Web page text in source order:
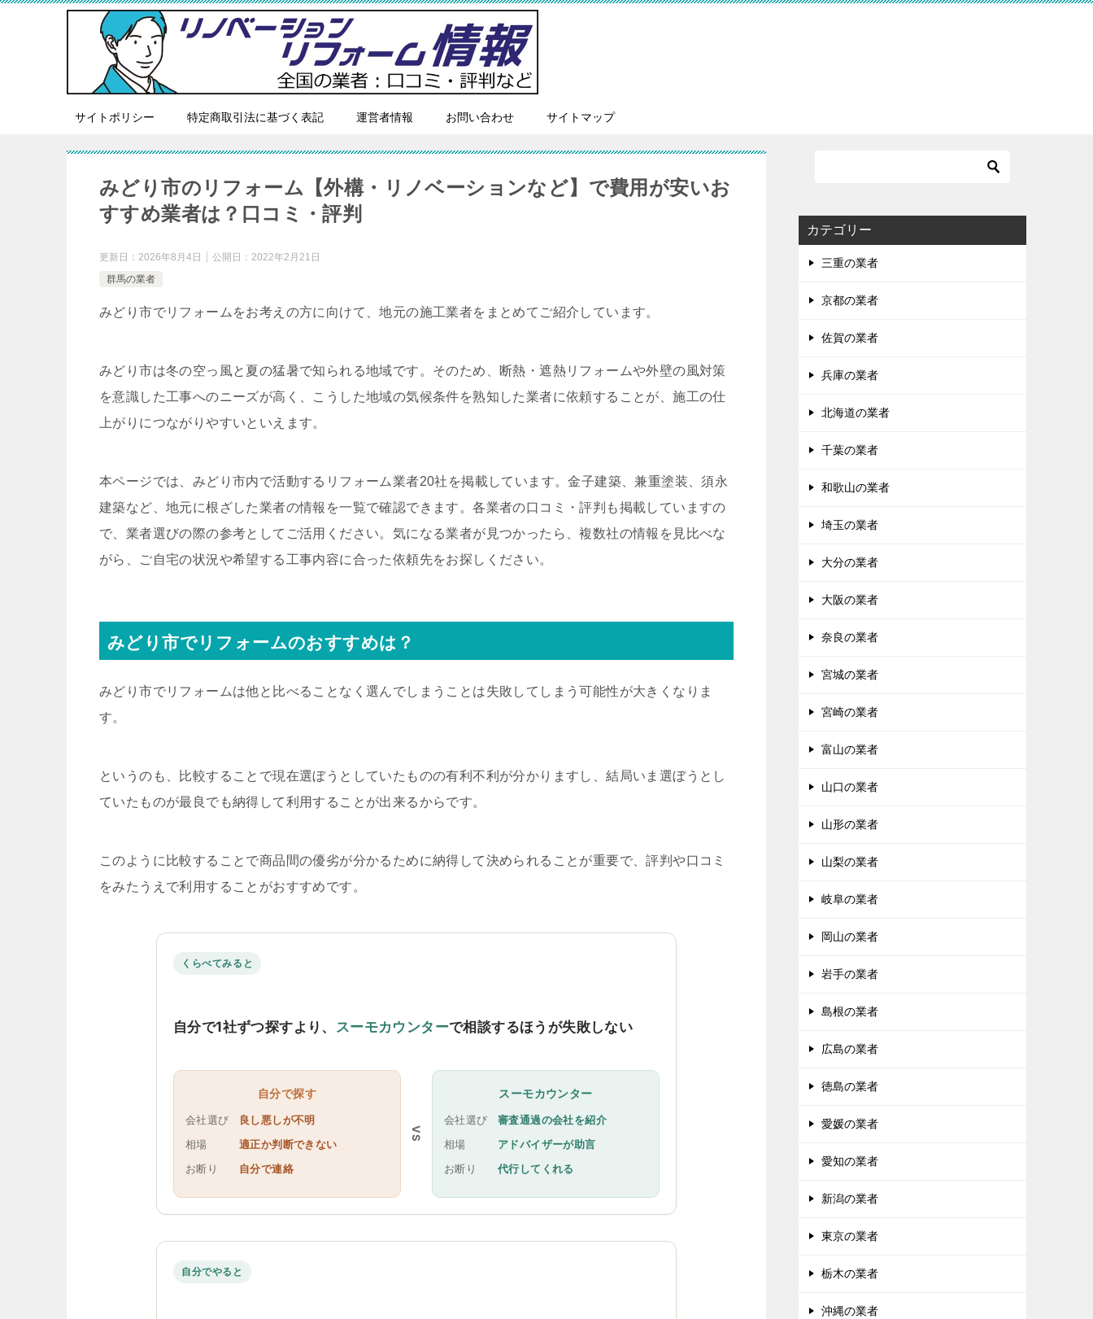
サイトポリシー 特定商取引法に基づく表記 運営者情報 お問い合わせ サイトマップ
みどり市のリフォーム【外構・リノベーションなど】で費用が安いお
すすめ業者は？口コミ・評判
更新日： 2026年8月4日 公開日： 2022年2月21日
群馬の業者
みどり市でリフォームをお考えの方に向けて、地元の施工業者をまとめてご紹介しています。
みどり市は冬の空っ風と夏の猛暑で知られる地域です。そのため、断熱・遮熱リフォームや外壁の風対策
を意識した工事へのニーズが高く、こうした地域の気候条件を熟知した業者に依頼することが、施工の仕
上がりにつながりやすいといえます。
本ページでは、みどり市内で活動するリフォーム業者20社を掲載しています。金子建築、兼重塗装、須永
建築など、地元に根ざした業者の情報を一覧で確認できます。各業者の口コミ・評判も掲載していますの
で、業者選びの際の参考としてご活用ください。気になる業者が見つかったら、複数社の情報を見比べな
がら、ご自宅の状況や希望する工事内容に合った依頼先をお探しください。
みどり市でリフォームのおすすめは？
みどり市でリフォームは他と比べることなく選んでしまうことは失敗してしまう可能性が大きくなりま
す。
というのも、比較することで現在選ぼうとしていたものの有利不利が分かりますし、結局いま選ぼうとし
ていたものが最良でも納得して利用することが出来るからです。
このように比較することで商品間の優劣が分かるために納得して決められることが重要で、評判や口コミ
をみたうえで利用することがおすすめです。
くらべてみると
自分で1社ずつ探すより、 スーモカウンターで相談するほうが失敗しない
自分で探す
会社選び
良し悪しが不明
相場
適正か判断できない
お断り
自分で連絡
VS
スーモカウンター
会社選び
審査通過の会社を紹介
相場
アドバイザーが助言
お断り
代行してくれる
自分でやると
カテゴリー
三重の業者
京都の業者
佐賀の業者
兵庫の業者
北海道の業者
千葉の業者
和歌山の業者
埼玉の業者
大分の業者
大阪の業者
奈良の業者
宮城の業者
宮崎の業者
富山の業者
山口の業者
山形の業者
山梨の業者
岐阜の業者
岡山の業者
岩手の業者
島根の業者
広島の業者
徳島の業者
愛媛の業者
愛知の業者
新潟の業者
東京の業者
栃木の業者
沖縄の業者